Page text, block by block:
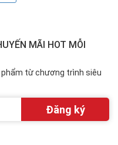
MÃI HOT MỖI
từ chương trình siêu